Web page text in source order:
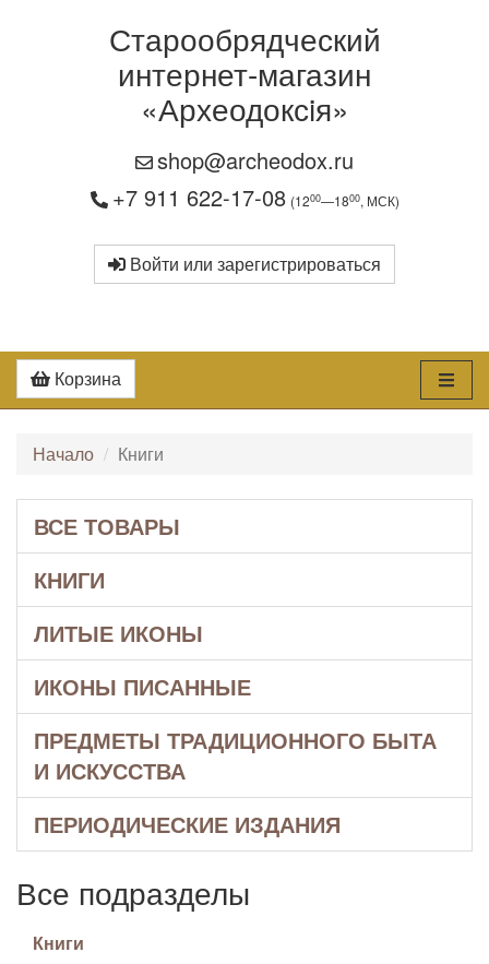
Старообрядческий
интернет-магазин
«Археодоксiя»
shop@archeodox.ru
+7 911 622-17-08 (1200—1800, МСК)
Войти или зарегистрироваться
Корзина
Начало Книги
ВСЕ ТОВАРЫ
КНИГИ
ЛИТЫЕ ИКОНЫ
ИКОНЫ ПИСАННЫЕ
ПРЕДМЕТЫ ТРАДИЦИОННОГО БЫТА
И ИСКУССТВА
ПЕРИОДИЧЕСКИЕ ИЗДАНИЯ
Все подразделы
Книги